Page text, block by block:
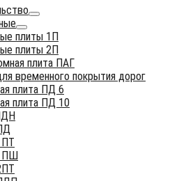
плиты 1П
плиты 2П
плита ПАГ
временного покрытия дорог
плита ПД 6
плита ПД 10